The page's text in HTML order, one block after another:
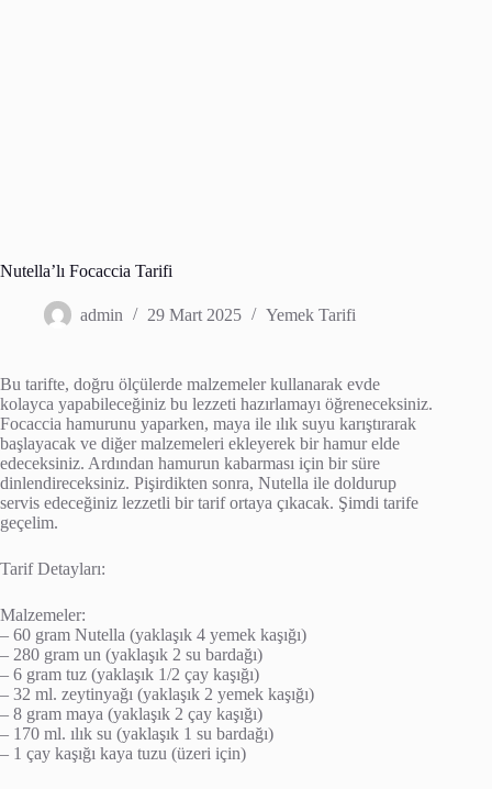
Nutella’lı Focaccia Tarifi
admin 29 Mart 2025 Yemek Tarifi
Bu tarifte, doğru ölçülerde malzemeler kullanarak evde
kolayca yapabileceğiniz bu lezzeti hazırlamayı öğreneceksiniz.
Focaccia hamurunu yaparken, maya ile ılık suyu karıştırarak
başlayacak ve diğer malzemeleri ekleyerek bir hamur elde
edeceksiniz. Ardından hamurun kabarması için bir süre
dinlendireceksiniz. Pişirdikten sonra, Nutella ile doldurup
servis edeceğiniz lezzetli bir tarif ortaya çıkacak. Şimdi tarife
geçelim.
Tarif Detayları:
Malzemeler:
– 60 gram Nutella (yaklaşık 4 yemek kaşığı)
– 280 gram un (yaklaşık 2 su bardağı)
– 6 gram tuz (yaklaşık 1/2 çay kaşığı)
– 32 ml. zeytinyağı (yaklaşık 2 yemek kaşığı)
– 8 gram maya (yaklaşık 2 çay kaşığı)
– 170 ml. ılık su (yaklaşık 1 su bardağı)
– 1 çay kaşığı kaya tuzu (üzeri için)